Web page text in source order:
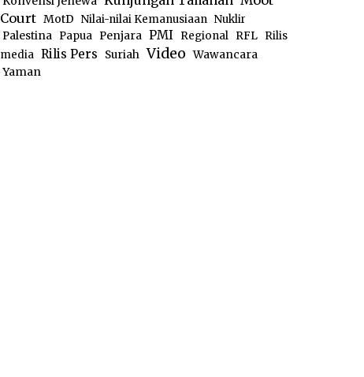
Court MotD Nilai-nilai Kemanusiaan Nuklir
Palestina
Papua Penjara PMI Regional RFL
Rilis
media Rilis Pers Suriah Video Wawancara
Yaman